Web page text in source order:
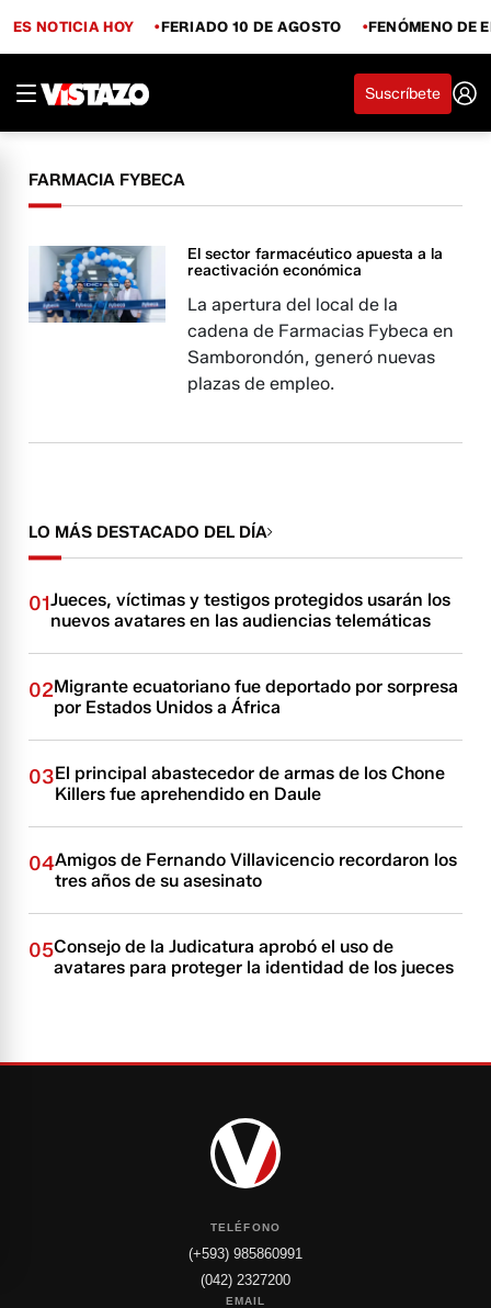
ES NOTICIA HOY FERIADO 10 DE AGOSTO FENÓMENO DE
Suscríbete
FARMACIA FYBECA
El sector farmacéutico apuesta a la
reactivación económica
La apertura del local de la
cadena de Farmacias Fybeca en
Samborondón, generó nuevas
plazas de empleo.
LO MÁS DESTACADO DEL DÍA
01Jueces, víctimas y testigos protegidos usarán los
nuevos avatares en las audiencias telemáticas
02Migrante ecuatoriano fue deportado por sorpresa
por Estados Unidos a África
03El principal abastecedor de armas de los Chone
Killers fue aprehendido en Daule
04Amigos de Fernando Villavicencio recordaron los
tres años de su asesinato
05Consejo de la Judicatura aprobó el uso de
avatares para proteger la identidad de los jueces
TELÉFONO
(+593) 985860991
(042) 2327200
EMAIL